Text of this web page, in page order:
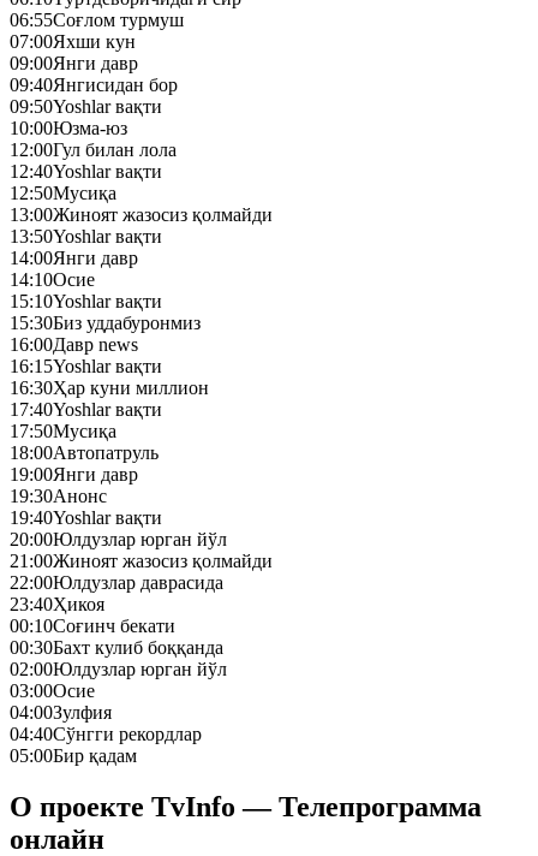
06:55Соғлом турмуш
07:00Яхши кун
09:00Янги давр
09:40Янгисидан бор
09:50Yoshlar вақти
10:00Юзма-юз
12:00Гул билан лола
12:40Yoshlar вақти
12:50Mусиқа
13:00Жиноят жазосиз қолмайди
13:50Yoshlar вақти
14:00Янги давр
14:10Осие
15:10Yoshlar вақти
15:30Биз уддабуронмиз
16:00Давр news
16:15Yoshlar вақти
16:30Ҳар куни миллион
17:40Yoshlar вақти
17:50Mусиқа
18:00Автопатруль
19:00Янги давр
19:30Анонс
19:40Yoshlar вақти
20:00Юлдузлар юрган йўл
21:00Жиноят жазосиз қолмайди
22:00Юлдузлар даврасида
23:40Ҳикоя
00:10Соғинч бекати
00:30Бахт кулиб боққанда
02:00Юлдузлар юрган йўл
03:00Осие
04:00Зулфия
04:40Сўнгги рекордлар
05:00Бир қадам
О проекте TvInfo — Телепрограмма
онлайн